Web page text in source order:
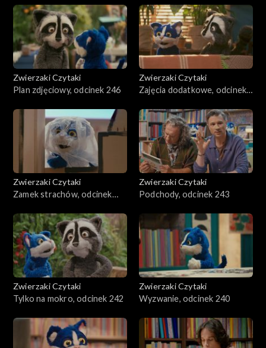
Zwierzaki Czytaki
Plan zdjęciowy, odcinek 246
Zwierzaki Czytaki
Zajęcia dodatkowe, odcinek
Zwierzaki Czytaki
Zamek strachów, odcinek
Zwierzaki Czytaki
Podchody, odcinek 243
Zwierzaki Czytaki
Tylko na mokro, odcinek 242
Zwierzaki Czytaki
Wyzwanie, odcinek 240